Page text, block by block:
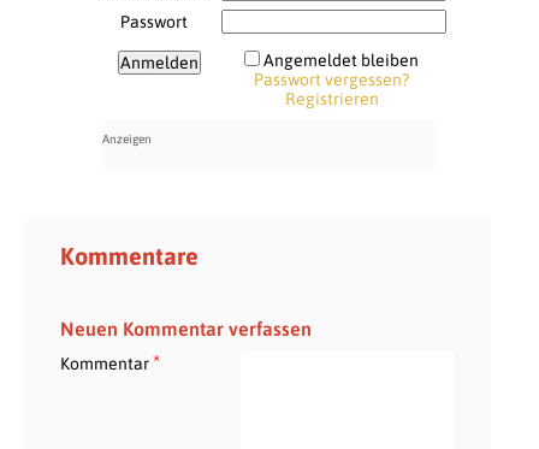
Passwort
Angemeldet bleiben
Passwort vergessen?
Registrieren
Kommentare
Neuen Kommentar verfassen
Kommentar*